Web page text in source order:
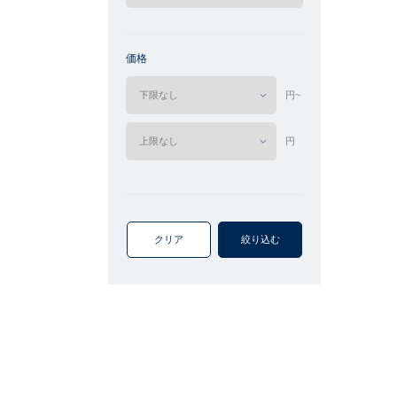
価格
円~
円
クリア 絞り込む